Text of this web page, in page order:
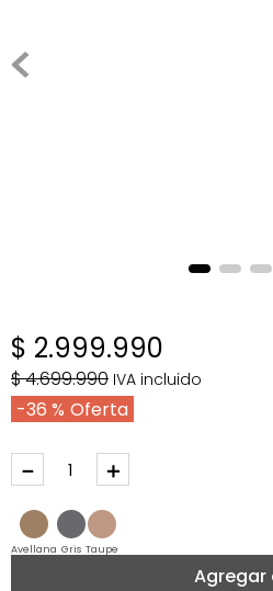
$ 2.999.990
$4.699.990 IVA incluido
36 %
＋
－
Avellana Gris Taupe
Agregar